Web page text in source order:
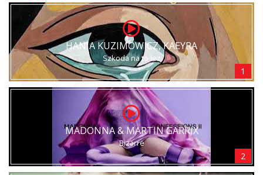
HANIA KUZIMOWICZ, KAEYRA
Szkoda na to łez
1
MADONNA & MARTIN GARRIX
Bizarre
2